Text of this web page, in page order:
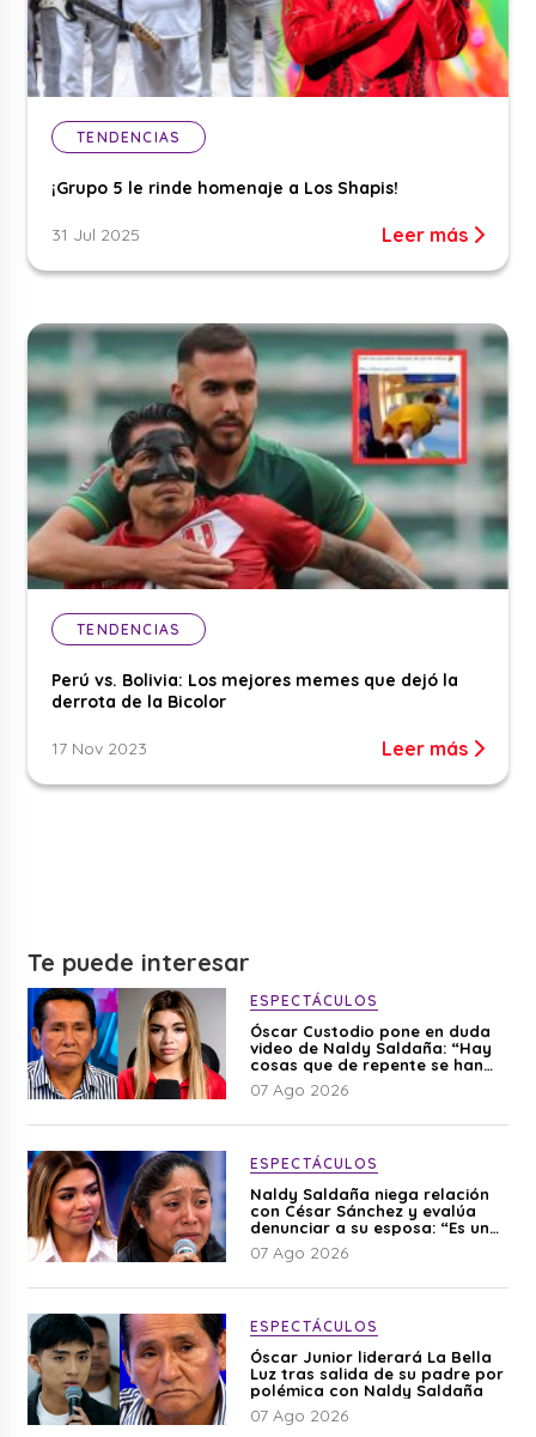
TENDENCIAS
¡Grupo 5 le rinde homenaje a Los Shapis!
31 Jul 2025 Leer más
TENDENCIAS
Perú vs. Bolivia: Los mejores memes que dejó la
derrota de la Bicolor
17 Nov 2023 Leer más
Te puede interesar
ESPECTÁCULOS
Óscar Custodio pone en duda
video de Naldy Saldaña: “Hay
cosas que de repente se han
editado”
07 Ago 2026
ESPECTÁCULOS
Naldy Saldaña niega relación
con César Sánchez y evalúa
denunciar a su esposa: “Es una
difamación”
07 Ago 2026
ESPECTÁCULOS
Óscar Junior liderará La Bella
Luz tras salida de su padre por
polémica con Naldy Saldaña
07 Ago 2026